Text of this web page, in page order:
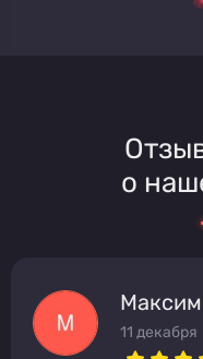
о
Максим
11 декабря